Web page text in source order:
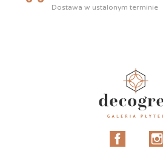
Dostawa w ustalonym terminie
Facebook